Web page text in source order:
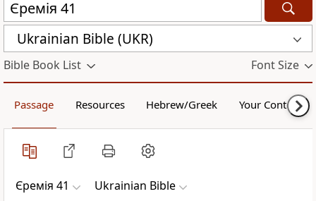
Ukrainian Bible (UKR)
Bible Book List Font Size
Passage Resources Hebrew/Greek Your Content
Єремія 41 Ukrainian Bible